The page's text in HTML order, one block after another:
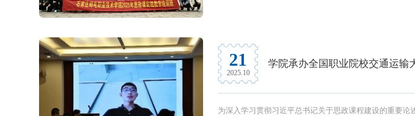
21
2025.10
学院承办全国职业院校交通运输
为深入学习贯彻习近平总书记关于思政课程建设的重要